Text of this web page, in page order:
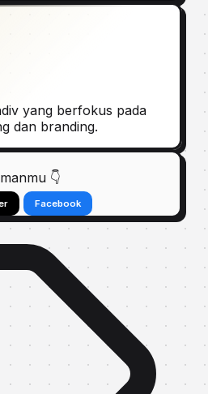
yang berfokus pada
dan branding.
👇
Facebook